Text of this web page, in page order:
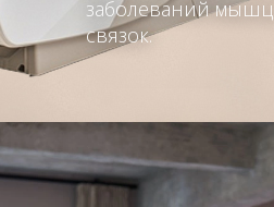
заболеваний
связок.